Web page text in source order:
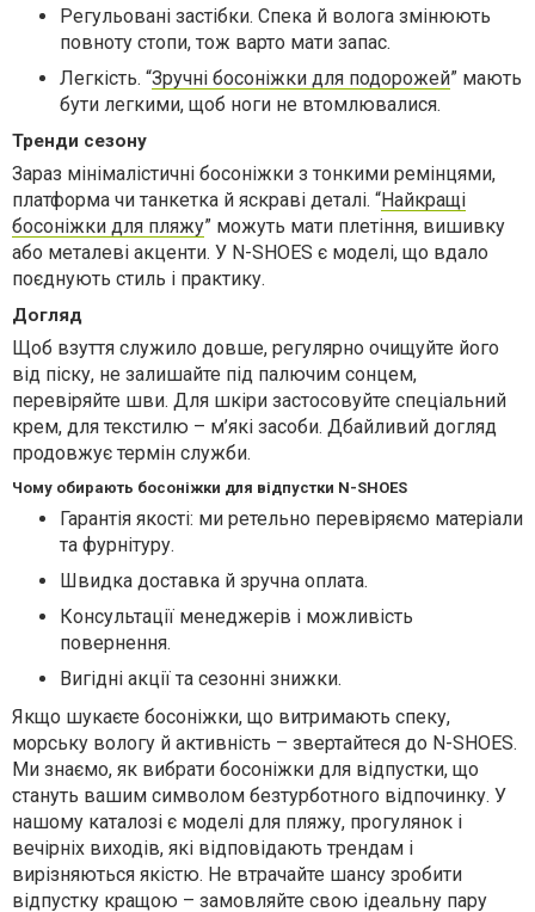
Регульовані застібки. Спека й волога змінюють
повноту стопи, тож варто мати запас.
Легкість. “Зручні босоніжки для подорожей” мають
бути легкими, щоб ноги не втомлювалися.
Тренди сезону
Зараз мінімалістичні босоніжки з тонкими ремінцями,
платформа чи танкетка й яскраві деталі. “Найкращі
босоніжки для пляжу” можуть мати плетіння, вишивку
або металеві акценти. У N-SHOES є моделі, що вдало
поєднують стиль і практику.
Догляд
Щоб взуття служило довше, регулярно очищуйте його
від піску, не залишайте під палючим сонцем,
перевіряйте шви. Для шкіри застосовуйте спеціальний
крем, для текстилю – м’які засоби. Дбайливий догляд
продовжує термін служби.
Чому обирають босоніжки для відпустки N-SHOES
Гарантія якості: ми ретельно перевіряємо матеріали
та фурнітуру.
Швидка доставка й зручна оплата.
Консультації менеджерів і можливість
повернення.
Вигідні акції та сезонні знижки.
Якщо шукаєте босоніжки, що витримають спеку,
морську вологу й активність – звертайтеся до N-SHOES.
Ми знаємо, як вибрати босоніжки для відпустки, що
стануть вашим символом безтурботного відпочинку. У
нашому каталозі є моделі для пляжу, прогулянок і
вечірніх виходів, які відповідають трендам і
вирізняються якістю. Не втрачайте шансу зробити
відпустку кращою – замовляйте свою ідеальну пару